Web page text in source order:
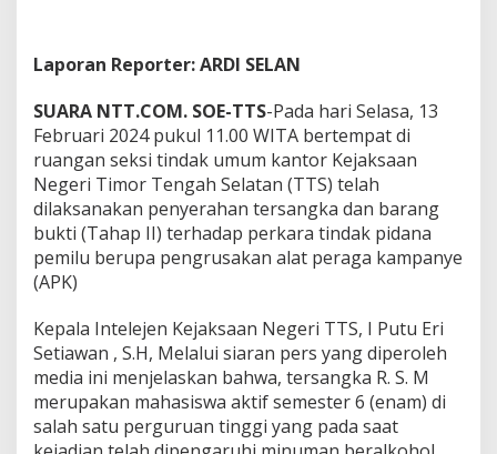
Laporan Reporter: ARDI SELAN
SUARA NTT.COM. SOE-TTS-Pada hari Selasa, 13
Februari 2024 pukul 11.00 WITA bertempat di
ruangan seksi tindak umum kantor Kejaksaan
Negeri Timor Tengah Selatan (TTS) telah
dilaksanakan penyerahan tersangka dan barang
bukti (Tahap II) terhadap perkara tindak pidana
pemilu berupa pengrusakan alat peraga kampanye
(APK)
Kepala Intelejen Kejaksaan Negeri TTS, I Putu Eri
Setiawan , S.H, Melalui siaran pers yang diperoleh
media ini menjelaskan bahwa, tersangka R. S. M
merupakan mahasiswa aktif semester 6 (enam) di
salah satu perguruan tinggi yang pada saat